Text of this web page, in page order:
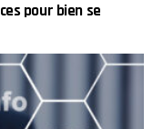
pour bien se